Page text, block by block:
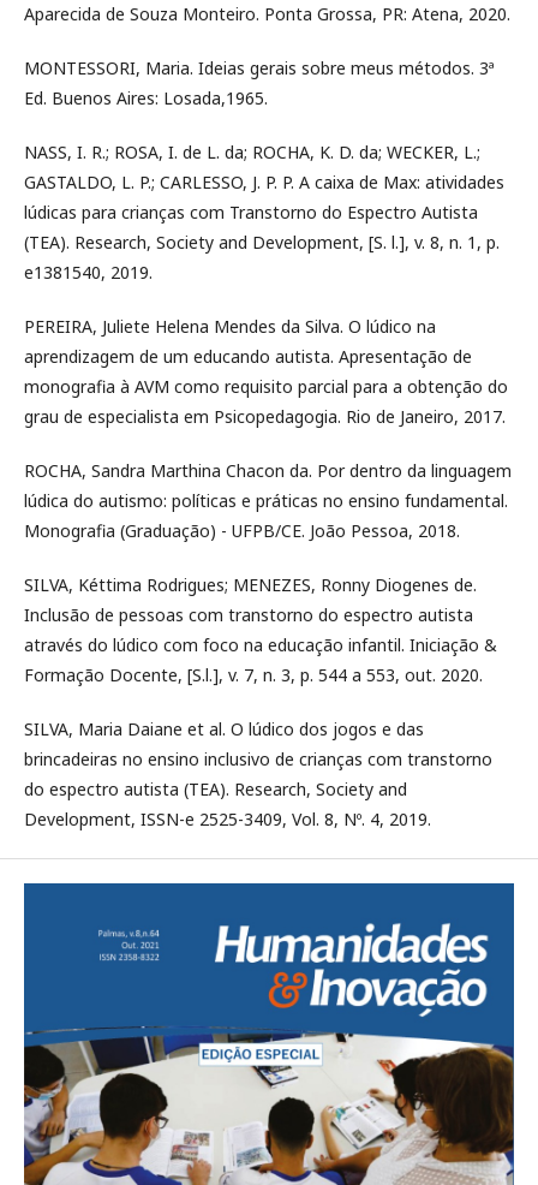
Aparecida de Souza Monteiro. Ponta Grossa, PR: Atena, 2020.
MONTESSORI, Maria. Ideias gerais sobre meus métodos. 3ª
Ed. Buenos Aires: Losada,1965.
NASS, I. R.; ROSA, I. de L. da; ROCHA, K. D. da; WECKER, L.;
GASTALDO, L. P.; CARLESSO, J. P. P. A caixa de Max: atividades
lúdicas para crianças com Transtorno do Espectro Autista
(TEA). Research, Society and Development, [S. l.], v. 8, n. 1, p.
e1381540, 2019.
PEREIRA, Juliete Helena Mendes da Silva. O lúdico na
aprendizagem de um educando autista. Apresentação de
monografia à AVM como requisito parcial para a obtenção do
grau de especialista em Psicopedagogia. Rio de Janeiro, 2017.
ROCHA, Sandra Marthina Chacon da. Por dentro da linguagem
lúdica do autismo: políticas e práticas no ensino fundamental.
Monografia (Graduação) - UFPB/CE. João Pessoa, 2018.
SILVA, Kéttima Rodrigues; MENEZES, Ronny Diogenes de.
Inclusão de pessoas com transtorno do espectro autista
através do lúdico com foco na educação infantil. Iniciação &
Formação Docente, [S.l.], v. 7, n. 3, p. 544 a 553, out. 2020.
SILVA, Maria Daiane et al. O lúdico dos jogos e das
brincadeiras no ensino inclusivo de crianças com transtorno
do espectro autista (TEA). Research, Society and
Development, ISSN-e 2525-3409, Vol. 8, Nº. 4, 2019.